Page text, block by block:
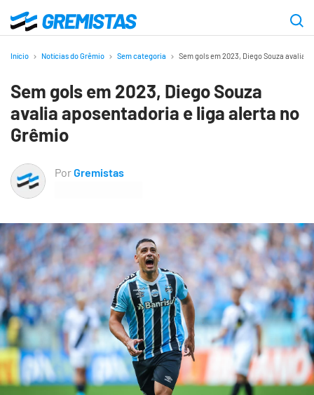
para
principal
Gremistas
Início Notícias do Grêmio Sem categoria Sem gols em 2023, Diego Souza avalia
Sem gols em 2023, Diego Souza
avalia aposentadoria e liga alerta no
Grêmio
PorGremistas